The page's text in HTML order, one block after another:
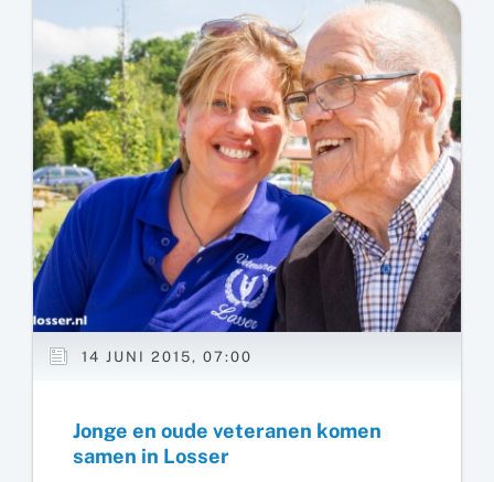
editie
Dennenblues
Festival
14 JUNI 2015, 07:00
Jonge en oude veteranen komen
samen in Losser